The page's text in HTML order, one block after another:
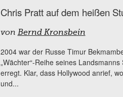
Chris Pratt auf dem heißen
von Bernd Kronsbein
2004 war der Russe Timur
„Wächter“-Reihe seines
erregt. Klar, dass Hollywood anrief,
und...